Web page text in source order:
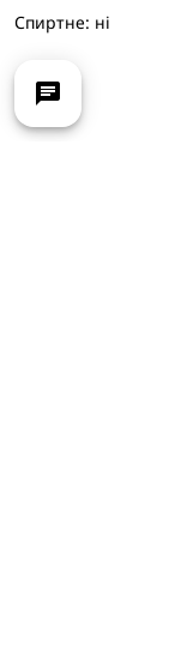
Спиртне: ні
chat